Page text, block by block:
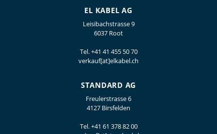
EL KABEL AG
Leisibachstrasse 9
6037 Root
Tel.+41 41 455 50 70
verkauf[at]elkabel.ch
STANDARD AG
Freulerstrasse 6
4127 Birsfelden
Tel.+41 61 378 82 00